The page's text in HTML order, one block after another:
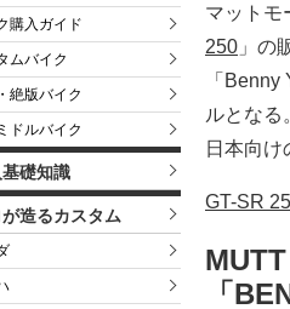
購入ガイド
ムバイク
絶版バイク
ドルバイク
礎知識
造るカスタム
マットモ
250 」の
「
ルとなる
日本向け
GT-SR
「